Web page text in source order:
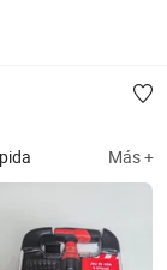
Más +